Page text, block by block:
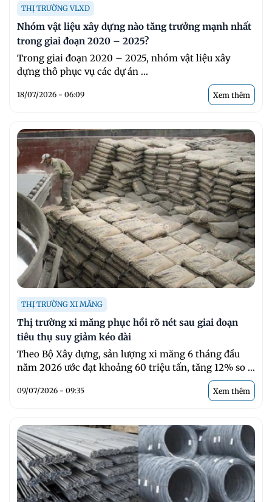
THỊ TRƯỜNG VLXD
Nhóm vật liệu xây dựng nào tăng trưởng mạnh nhất
trong giai đoạn 2020 – 2025?
Trong giai đoạn 2020 – 2025, nhóm vật liệu xây
dựng thô phục vụ các dự án ...
18/07/2026 - 06:09 Xem thêm
THỊ TRƯỜNG XI MĂNG
Thị trường xi măng phục hồi rõ nét sau giai đoạn
tiêu thụ suy giảm kéo dài
Theo Bộ Xây dựng, sản lượng xi măng 6 tháng đầu
năm 2026 ước đạt khoảng 60 triệu tấn, tăng 12% so ...
09/07/2026 - 09:35 Xem thêm